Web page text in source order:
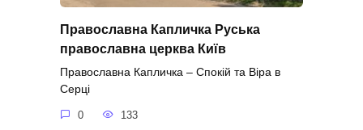
Православна Капличка Руська
православна церква Київ
Православна Капличка – Спокій та Віра в
Серці
0 133